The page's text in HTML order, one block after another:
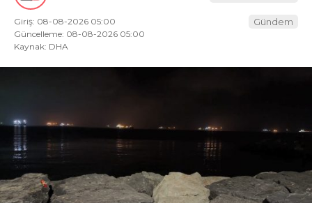
Giriş: 08-08-2026 05:00
Güncelleme: 08-08-2026 05:00
Kaynak: DHA
Gündem